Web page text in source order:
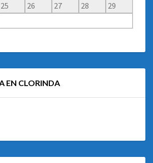
25 26 27 28
29
EN CLORINDA